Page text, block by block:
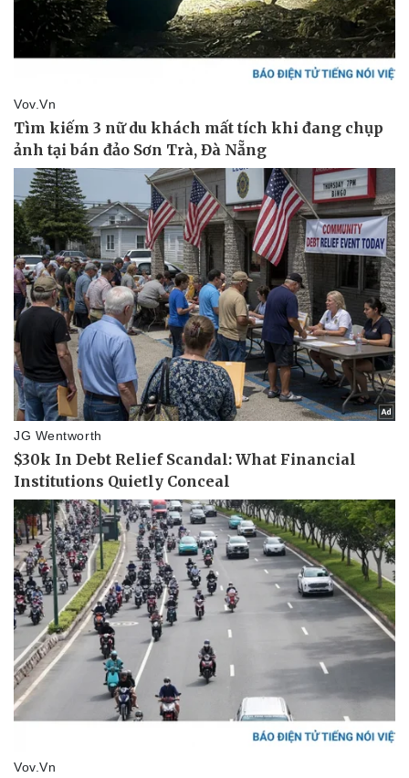
Pháp luật
Vụ án
Tư vấn luật
Quân sự - Quốc phòng
Vũ khí
Việt Nam
Thể thao
Bóng đá
Lịch thi đấu bóng đá
Thế giới thể thao
eSports
Hậu trường
Ô tô - Xe máy
Ô tô
Xe máy